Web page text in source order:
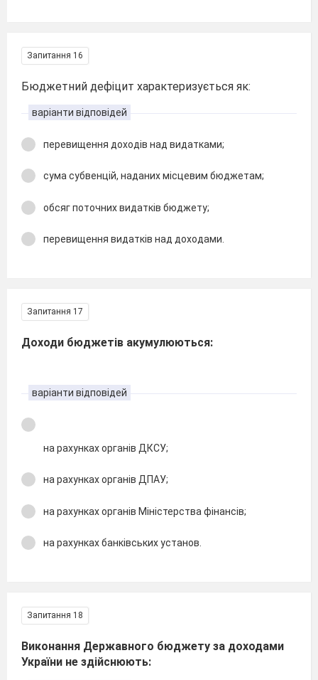
Запитання 16
Бюджетний дефіцит характеризується як:
варіанти відповідей
перевищення доходів над видатками;
сума субвенцій, наданих місцевим бюджетам;
обсяг поточних видатків бюджету;
перевищення видатків над доходами.
Запитання 17
Доходи бюджетів акумулюються:
варіанти відповідей
на рахунках органів ДКСУ;
на рахунках органів ДПАУ;
на рахунках органів Міністерства фінансів;
на рахунках банківських установ.
Запитання 18
Виконання Державного бюджету за доходами
України не здійснюють: